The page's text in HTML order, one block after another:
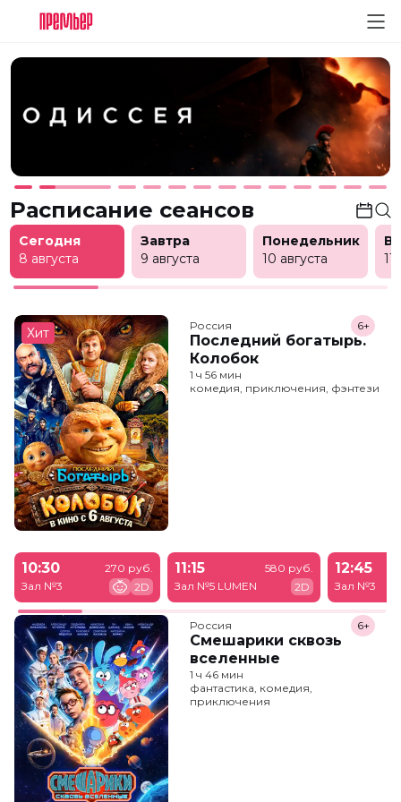
Расписание сеансов
Сегодня
8 августа
Завтра
9 августа
Понедельник
10 августа
11
Хит Россия
Последний богатырь.
Колобок
6+
1 ч 56 мин
комедия, приключения, фэнтези
10:30
Зал №3
270 руб.
2D
11:15
Зал №5 LUMEN
580 руб.
2D
12:45
Зал №3
Россия
Смешарики сквозь
вселенные
6+
1 ч 46 мин
фантастика, комедия,
приключения